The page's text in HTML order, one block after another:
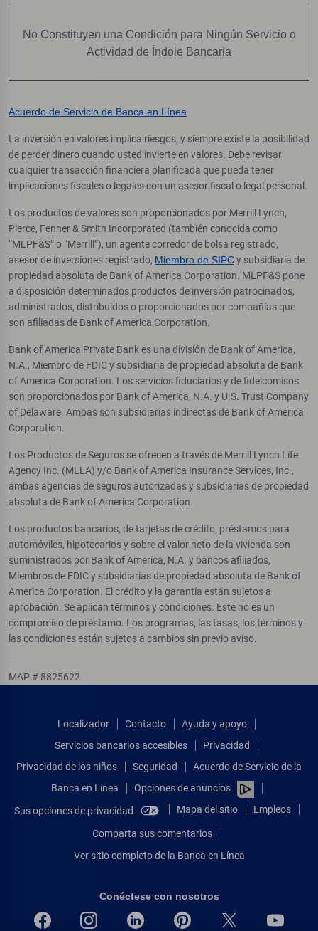
No Constituyen una Condición para Ningún Servicio o
Actividad de Índole Bancaria
Acuerdo de Servicio de Banca en Línea
La inversión en valores implica riesgos, y siempre existe la posibilidad
de perder dinero cuando usted invierte en valores. Debe revisar
cualquier transacción financiera planificada que pueda tener
implicaciones fiscales o legales con un asesor fiscal o legal personal.
Los productos de valores son proporcionados por Merrill Lynch,
Pierce, Fenner & Smith Incorporated (también conocida como
“MLPF&S” o “Merrill”), un agente corredor de bolsa registrado,
asesor de inversiones registrado, Miembro de SIPCy subsidiaria de
propiedad absoluta de Bank of America Corporation. MLPF&S pone
a disposición determinados productos de inversión patrocinados,
administrados, distribuidos o proporcionados por compañías que
son afiliadas de Bank of America Corporation.
Bank of America Private Bank es una división de Bank of America,
N.A., Miembro de FDIC y subsidiaria de propiedad absoluta de Bank
of America Corporation. Los servicios fiduciarios y de fideicomisos
son proporcionados por Bank of America, N.A. y U.S. Trust Company
of Delaware. Ambas son subsidiarias indirectas de Bank of America
Corporation.
Los Productos de Seguros se ofrecen a través de Merrill Lynch Life
Agency Inc. (MLLA) y/o Bank of America Insurance Services, Inc.,
ambas agencias de seguros autorizadas y subsidiarias de propiedad
absoluta de Bank of America Corporation.
Los productos bancarios, de tarjetas de crédito, préstamos para
automóviles, hipotecarios y sobre el valor neto de la vivienda son
suministrados por Bank of America, N.A. y bancos afiliados,
Miembros de FDIC y subsidiarias de propiedad absoluta de Bank of
America Corporation. El crédito y la garantía están sujetos a
aprobación. Se aplican términos y condiciones. Este no es un
compromiso de préstamo. Los programas, las tasas, los términos y
las condiciones están sujetos a cambios sin previo aviso.
MAP # 8825622
Localizador Contacto
Ayuda y apoyo
Servicios bancarios accesibles
Privacidad
Privacidad de los niños
Seguridad
Acuerdo de Servicio de la
Banca en Línea
Opciones de anuncios
Sus opciones de privacidad
Mapa del sitio Empleos
Comparta sus comentarios
Ver sitio completo de la Banca en Línea
Conéctese con nosotros